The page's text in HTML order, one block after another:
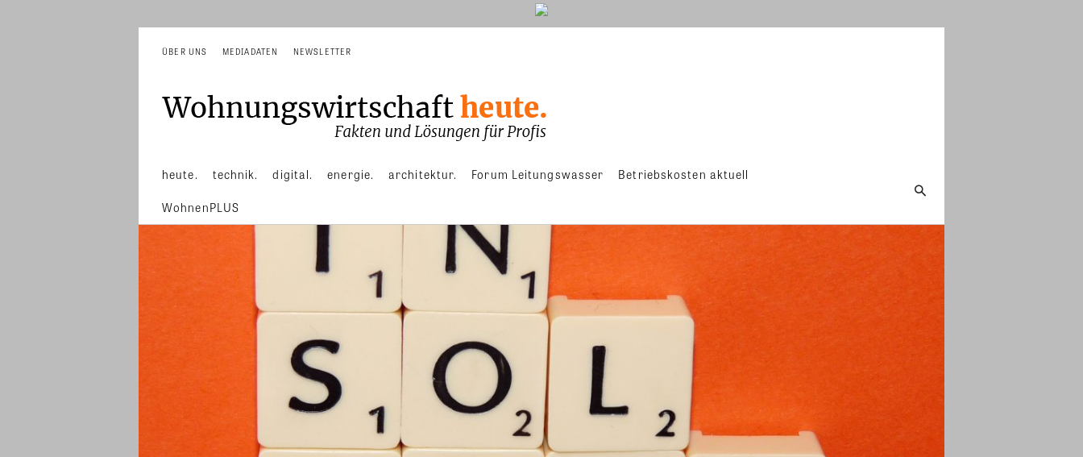
ÜBER UNS MEDIADATEN NEWSLETTER
heute. technik. digital. energie. architektur. Forum Leitungswasser Betriebskosten aktuell
WohnenPLUS